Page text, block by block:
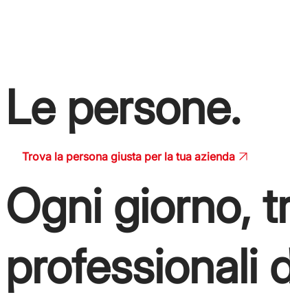
Le persone.
Trova la persona giusta per la tua azienda
Ogni giorno,
professionali